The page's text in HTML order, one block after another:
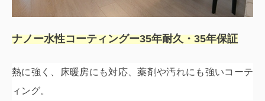
ナノー水性コーティングー35年耐久・ 35年保証
熱に強く、床暖房にも対応、薬剤や汚れにも強いコーテ
ィング。